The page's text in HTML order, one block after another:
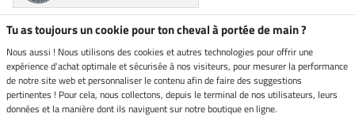
Boutique climatiquement
neutre
Livraison par
Tu as toujours un cookie pour ton cheval à portée de main ?
Nous aussi ! Nous utilisons des cookies et autres technologies pour offrir une
expérience d'achat optimale et sécurisée à nos visiteurs, pour mesurer la performance
de notre site web et personnaliser le contenu afin de faire des suggestions
pertinentes ! Pour cela, nous collectons, depuis le terminal de nos utilisateurs, leurs
données et la manière dont ils naviguent sur notre boutique en ligne.